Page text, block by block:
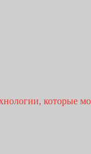
которые